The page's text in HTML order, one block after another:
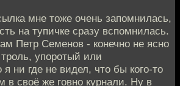
мне тоже очень запомнилась,
на тупичке сразу вспомнилась.
Петр Семенов - конечно не ясно
упоротый или
ни где не видел, что бы кого-то
в своё же говно курнали. Ну в